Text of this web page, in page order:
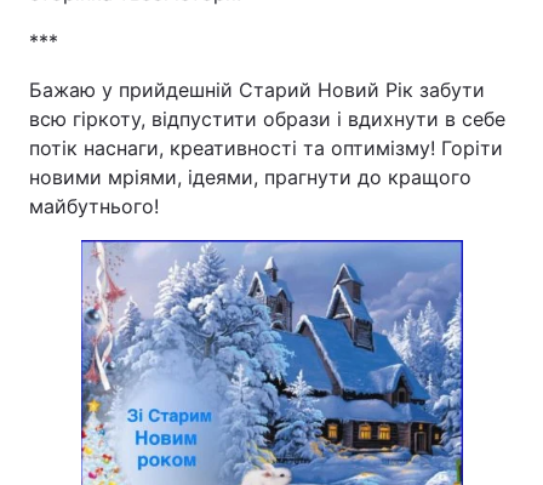
***
Бажаю у прийдешній Старий Новий Рік забути
всю гіркоту, відпустити образи і вдихнути в себе
потік наснаги, креативності та оптимізму! Горіти
новими мріями, ідеями, прагнути до кращого
майбутнього!